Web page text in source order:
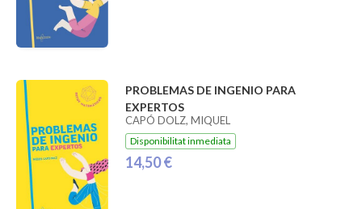
PROBLEMAS DE INGENIO PARA
EXPERTOS
CAPÓ DOLZ, MIQUEL
Disponibilitat inmediata
14,50 €